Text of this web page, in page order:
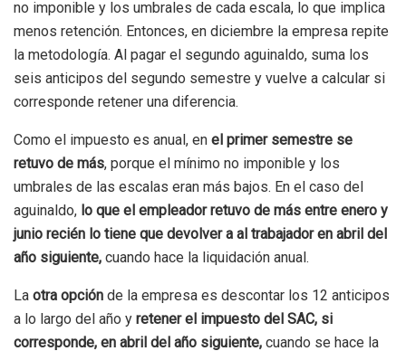
no imponible y los umbrales de cada escala, lo que implica
menos retención. Entonces, en diciembre la empresa repite
la metodología. Al pagar el segundo aguinaldo, suma los
seis anticipos del segundo semestre y vuelve a calcular si
corresponde retener una diferencia.
Como el impuesto es anual, en el primer semestre se
retuvo de más, porque el mínimo no imponible y los
umbrales de las escalas eran más bajos. En el caso del
aguinaldo, lo que el empleador retuvo de más entre enero y
junio recién lo tiene que devolver a al trabajador en abril del
año siguiente, cuando hace la liquidación anual.
La otra opción de la empresa es descontar los 12 anticipos
a lo largo del año y retener el impuesto del SAC, si
corresponde, en abril del año siguiente, cuando se hace la